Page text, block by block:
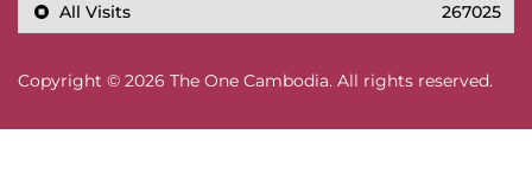
All Visits
267025
Copyright © 2026 The One Cambodia. All rights reserved.